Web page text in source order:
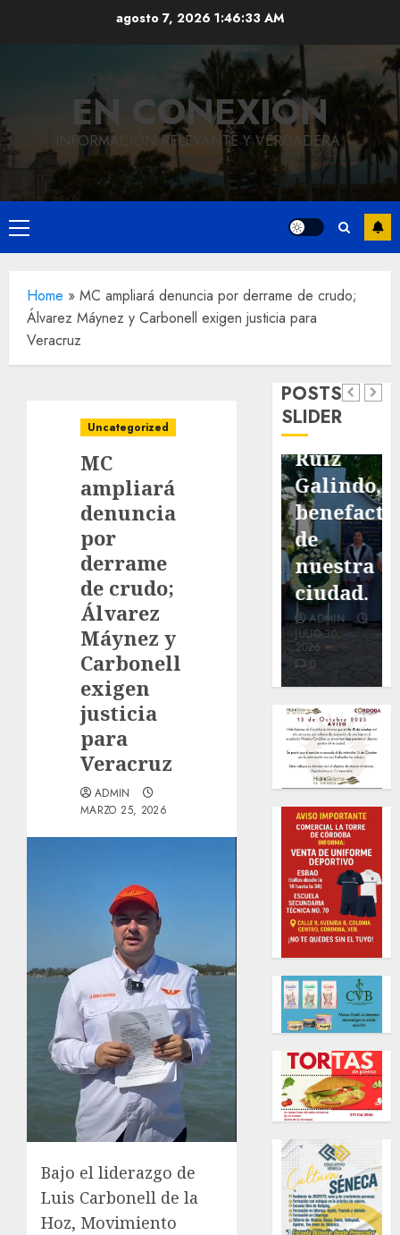
agosto 7, 2026 1:46:34 AM
EN CONEXIÓN
INFORMACIÓN RELEVANTE Y VERDADERA.
Menú
principal
Home » MC ampliará denuncia por derrame de crudo;
Álvarez Máynez y Carbonell exigen justicia para
Veracruz
Uncategorized
MC
ampliará
denuncia
por
derrame
de crudo;
Álvarez
Máynez y
Carbonell
exigen
justicia
para
Veracruz
ADMIN
MARZO 25, 2026
Bajo el liderazgo de
Luis Carbonell de la
Hoz, Movimiento
POSTS
SLIDER
pavimentación
de San
Marcial
será
mejorada.
Interviene
CASF
ADMIN
JULIO 27,
2026
0
Local
Reviven
exposición
Minerva
Hoy
el 129
natalicio
de Don
Antonio
Ruiz
Galindo,
de
nuestra
ciudad.
ADMIN
JULIO 30,
2026
0